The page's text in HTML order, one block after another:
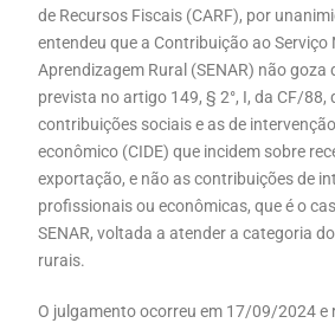
de Recursos Fiscais (CARF), por
entendeu que a Contribuição ao Serviço
Aprendizagem Rural (SENAR) não goza
prevista no artigo 149, § 2°, I, da CF/
contribuições sociais e as de
econômico (CIDE) que incidem sobre
exportação, e não as contribuições de
profissionais ou econômicas, que é o
SENAR, voltada a atender a categoria
rurais.
O julgamento ocorreu em 17/09/2024 e